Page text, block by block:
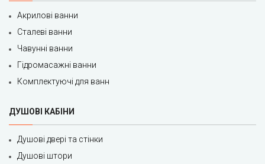
Акрилові ванни
Сталеві ванни
Чавунні ванни
Гідромасажні ванни
Комплектуючі для ванн
ДУШОВІ КАБІНИ
Душові двері та стінки
Душові штори